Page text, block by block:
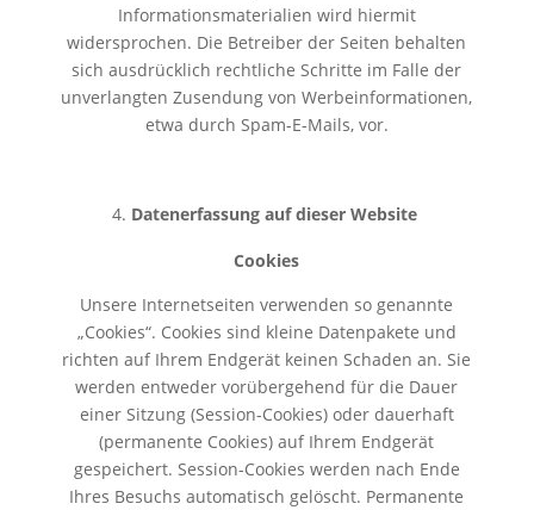
Informationsmaterialien wird hiermit
widersprochen. Die Betreiber der Seiten behalten
sich ausdrücklich rechtliche Schritte im Falle der
unverlangten Zusendung von Werbeinformationen,
etwa durch Spam-E-Mails, vor.
Datenerfassung auf dieser Website
Cookies
Unsere Internetseiten verwenden so genannte
„Cookies“. Cookies sind kleine Datenpakete und
richten auf Ihrem Endgerät keinen Schaden an. Sie
werden entweder vorübergehend für die Dauer
einer Sitzung (Session-Cookies) oder dauerhaft
(permanente Cookies) auf Ihrem Endgerät
gespeichert. Session-Cookies werden nach Ende
Ihres Besuchs automatisch gelöscht. Permanente